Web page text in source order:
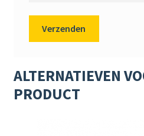
ALTERNATIEVEN
PRODUCT